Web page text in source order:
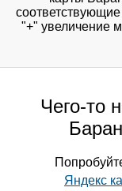
"+" увеличение
Чего-то
Яндекс